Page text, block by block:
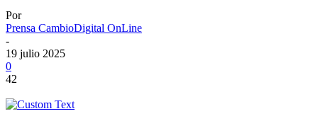
Por
Prensa CambioDigital OnLine
-
19 julio 2025
0
42